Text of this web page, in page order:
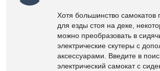
Хотя большинство самокатов
для езды стоя на деке,
можно преобразовать в
электрические скутеры с
аксессуарами. Введите в
электрический самокат с